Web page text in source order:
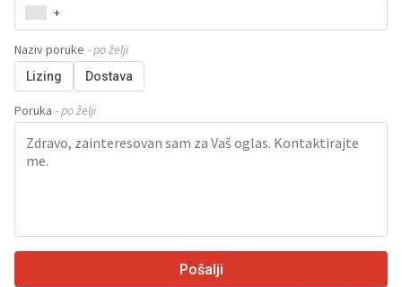
+
Naziv poruke - po želji
Lizing Dostava
Poruka - po želji
Pošalji